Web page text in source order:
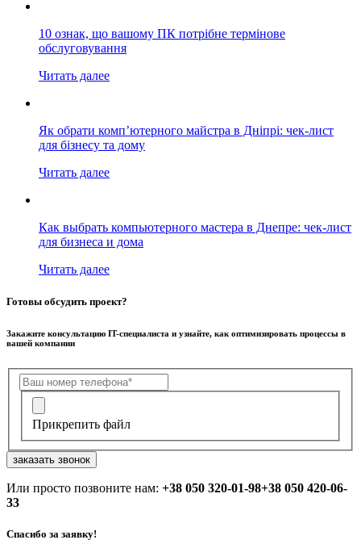
10 ознак, що вашому ПК потрібне термінове
обслуговування
Читать далее
Як обрати комп’ютерного майстра в Дніпрі: чек-лист
для бізнесу та дому
Читать далее
Как выбрать компьютерного мастера в Днепре: чек-лист
для бизнеса и дома
Читать далее
Готовы обсудить проект?
Закажите консультацию IT-специалиста и узнайте, как оптимизировать процессы в
вашей компании
Прикрепить файл
заказать звонок
Или просто позвоните нам: +38 050 320-01-98+38 050 420-06-
33
Спасибо за заявку!